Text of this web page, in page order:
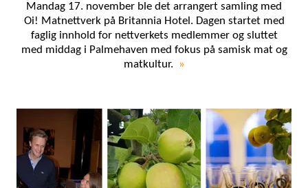
Mandag 17. november ble det arrangert samling med
Oi! Matnettverk på Britannia Hotel. Dagen startet med
faglig innhold for nettverkets medlemmer og sluttet
med middag i Palmehaven med fokus på samisk mat og
matkultur.
»